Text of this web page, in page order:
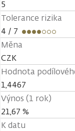
5
Tolerance rizika
4 / 7
Měna
CZK
Hodnota
1,4467
Výnos (1 rok)
21,67 %
K datu